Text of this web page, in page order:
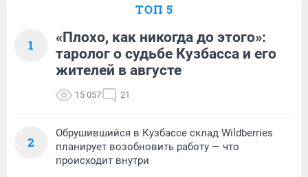
ТОП 5
1
«Плохо, как никогда до этого»:
таролог о судьбе Кузбасса и его
жителей в августе
15 057 21
2
Обрушившийся в Кузбассе склад Wildberries
планирует возобновить работу — что
происходит внутри